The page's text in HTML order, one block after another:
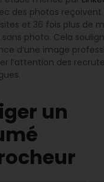
des photos reçoivent
et 36 fois plus de
photo. Cela
d’une image
l’attention des
un